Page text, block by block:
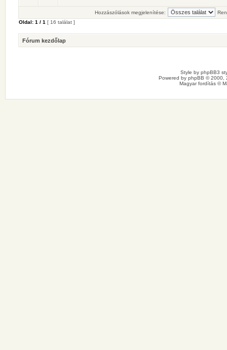
Hozzászólások megjelenítése:
Oldal: 1 / 1 [ 16 találat ]
Fórum kezdőlap
Style by phpBB3
Powered by phpBB © 2000,
Magyar fordítás ©